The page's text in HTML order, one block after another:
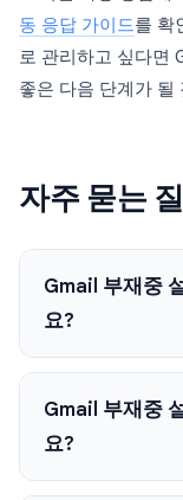
동 응답 가이드를 확
로 관리하고 싶다면
좋은 다음 단계가 될
자주 묻는
Gmail 부재중
요?
Gmail 부재중
요?